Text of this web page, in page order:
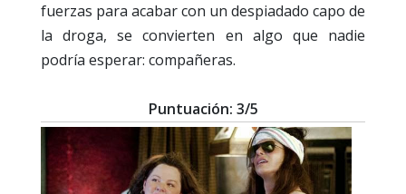
fuerzas para acabar con un despiadado capo de
la droga, se convierten en algo que nadie
podría esperar: compañeras.
Puntuación: 3/5